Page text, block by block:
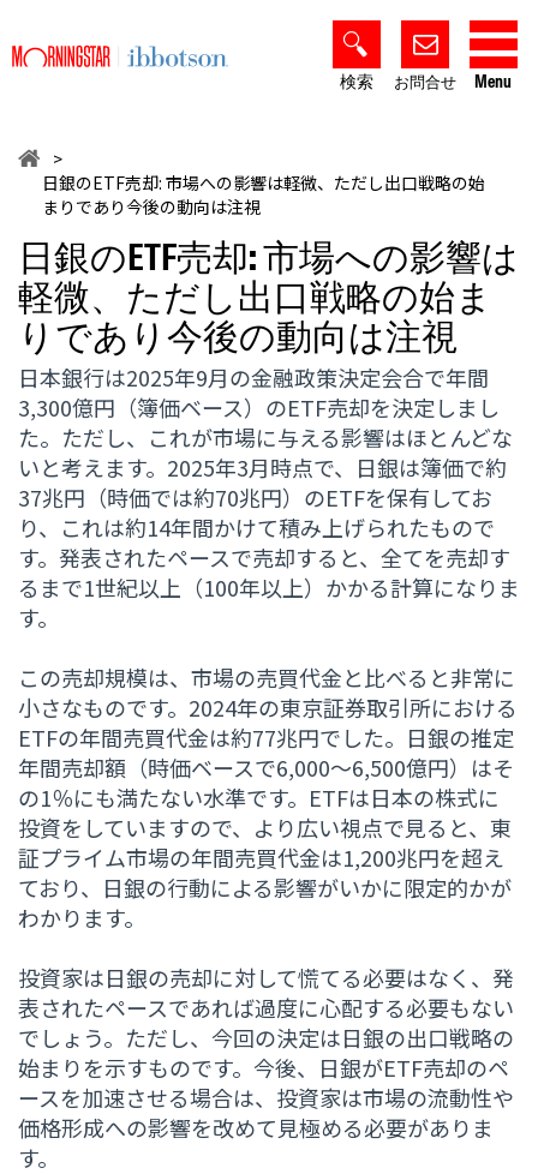
Menu
お問合せ
検索
>
日銀のETF売却: 市場への影響は軽微、ただし出口戦略の始
まりであり今後の動向は注視
日銀のETF売却: 市場への影響は
軽微、ただし出口戦略の始ま
りであり今後の動向は注視
日本銀行は2025年9月の金融政策決定会合で年間
3,300億円（簿価ベース）のETF売却を決定しまし
た。ただし、これが市場に与える影響はほとんどな
いと考えます。2025年3月時点で、日銀は簿価で約
37兆円（時価では約70兆円）のETFを保有してお
り、これは約14年間かけて積み上げられたもので
す。発表されたペースで売却すると、全てを売却す
るまで1世紀以上（100年以上）かかる計算になりま
す。
この売却規模は、市場の売買代金と比べると非常に
小さなものです。2024年の東京証券取引所における
ETFの年間売買代金は約77兆円でした。日銀の推定
年間売却額（時価ベースで6,000～6,500億円）はそ
の1％にも満たない水準です。ETFは日本の株式に
投資をしていますので、より広い視点で見ると、東
証プライム市場の年間売買代金は1,200兆円を超え
ており、日銀の行動による影響がいかに限定的かが
わかります。
投資家は日銀の売却に対して慌てる必要はなく、発
表されたペースであれば過度に心配する必要もない
でしょう。ただし、今回の決定は日銀の出口戦略の
始まりを示すものです。今後、日銀がETF売却のペ
ースを加速させる場合は、投資家は市場の流動性や
価格形成への影響を改めて見極める必要がありま
す。